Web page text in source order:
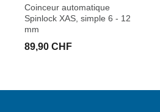
Coinceur automatique
Spinlock XAS, simple 6 - 12
mm
89,90 CHF